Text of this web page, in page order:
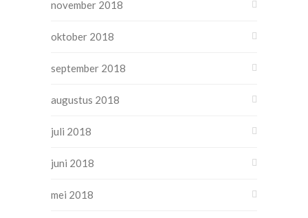
november 2018
oktober 2018
september 2018
augustus 2018
juli 2018
juni 2018
mei 2018